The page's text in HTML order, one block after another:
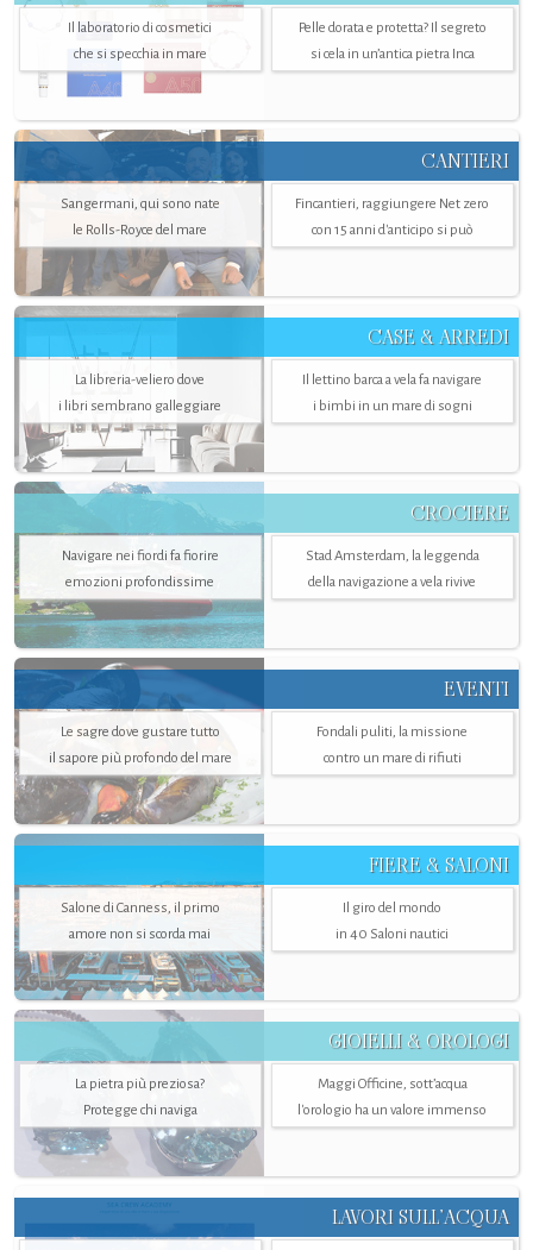
Il laboratorio di cosmetici
che si specchia in mare
Pelle dorata e protetta? Il segreto
si cela in un’antica pietra Inca
CANTIERI
Sangermani, qui sono nate
le Rolls-Royce del mare
Fincantieri, raggiungere Net zero
con 15 anni d'anticipo si può
CASE & ARREDI
La libreria-veliero dove
i libri sembrano galleggiare
Il lettino barca a vela fa navigare
i bimbi in un mare di sogni
CROCIERE
Navigare nei fiordi fa fiorire
emozioni profondissime
Stad Amsterdam, la leggenda
della navigazione a vela rivive
EVENTI
Le sagre dove gustare tutto
il sapore più profondo del mare
Fondali puliti, la missione
contro un mare di rifiuti
FIERE & SALONI
Salone di Canness, il primo
amore non si scorda mai
Il giro del mondo
in 40 Saloni nautici
GIOIELLI & OROLOGI
La pietra più preziosa?
Protegge chi naviga
Maggi Officine, sott’acqua
l'orologio ha un valore immenso
LAVORI SULL’ACQUA